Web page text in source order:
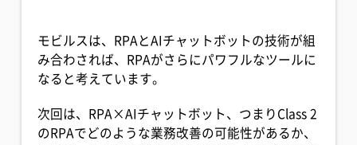
モビルスは、RPAとAIチャットボットの技術が組
み合わされば、RPAがさらにパワフルなツールに
なると考えています。
次回は、RPA×AIチャットボット、つまりClass 2
のRPAでどのような業務改善の可能性があるか、